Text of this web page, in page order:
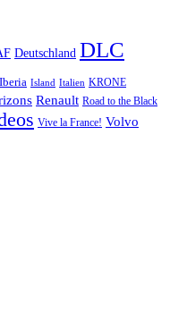
Deutschland DLC
Iberia Island Italien KRONE
Renault Road to the Black
Vive la France! Volvo